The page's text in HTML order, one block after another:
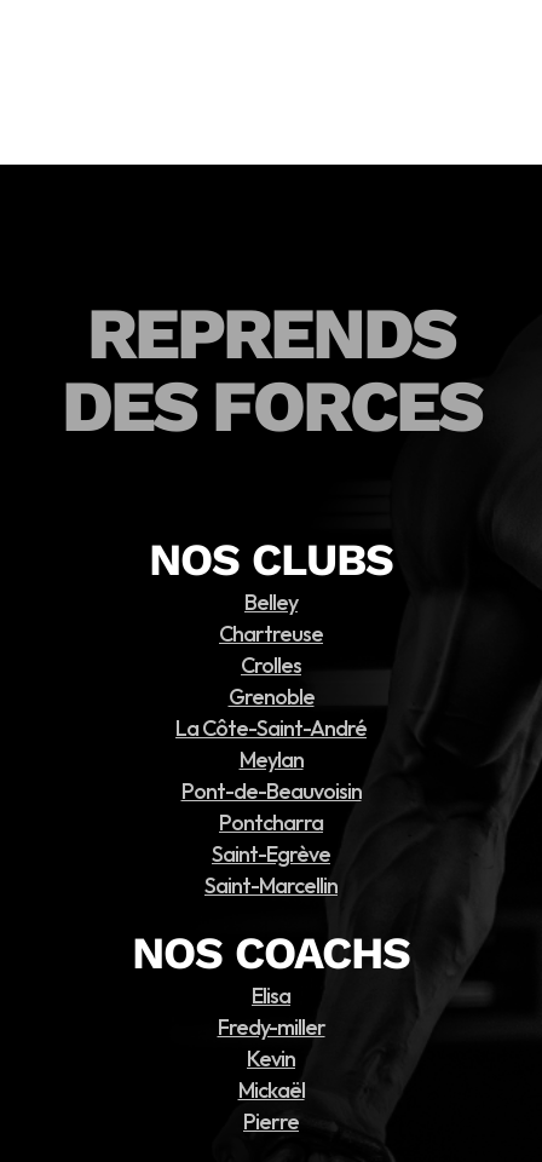
REPRENDS
DES FORCES
NOS CLUBS
Belley
Chartreuse
Crolles
Grenoble
La Côte-Saint-André
Meylan
Pont-de-Beauvoisin
Pontcharra
Saint-Egrève
Saint-Marcellin
NOS COACHS
Elisa
Fredy-miller
Kevin
Mickaël
Pierre